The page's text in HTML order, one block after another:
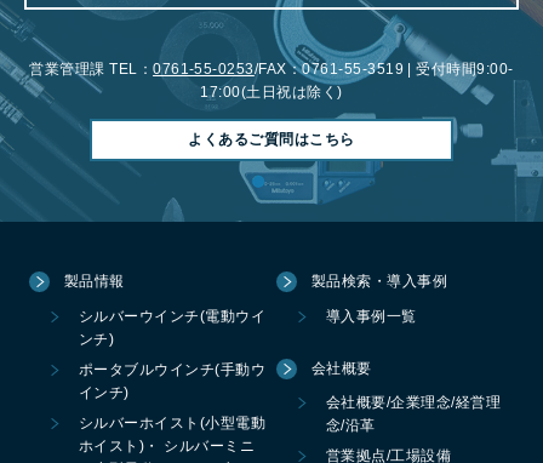
営業管理課 TEL：0761-55-0253/FAX：0761-55-3519 | 受付時間9:00-
17:00(土日祝は除く)
よくあるご質問はこちら
製品情報
シルバーウインチ(電動ウイ
ンチ)
ポータブルウインチ(手動ウ
インチ)
シルバーホイスト(小型電動
ホイスト)・ シルバーミニ
製品検索・導入事例
導入事例一覧
会社概要
会社概要/企業理念/経営理
念/沿革
営業拠点/工場設備